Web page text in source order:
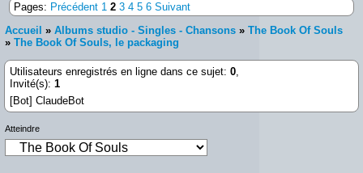
Pages: Précédent 1 2 3 4 5 6 Suivant
Accueil » Albums studio - Singles - Chansons » The Book Of Souls
» The Book Of Souls, le packaging
Utilisateurs enregistrés en ligne dans ce sujet: 0,
Invité(s): 1
[Bot] ClaudeBot
Atteindre